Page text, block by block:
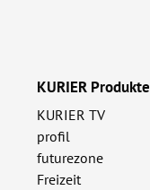
KURIER Produkte
KURIER TV
profil
futurezone
Freizeit